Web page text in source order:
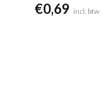
€0,69 incl. btw